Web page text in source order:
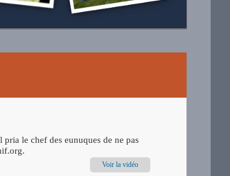
le chef des eunuques de ne pas
Voir la vidéo